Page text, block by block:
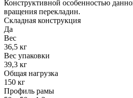
Конструктивной особенностью
вращения перекладин.
Складная конструкция
Да
Вес
36,5 кг
Вес упаковки
39,3 кг
Общая нагрузка
150 кг
Профиль рамы